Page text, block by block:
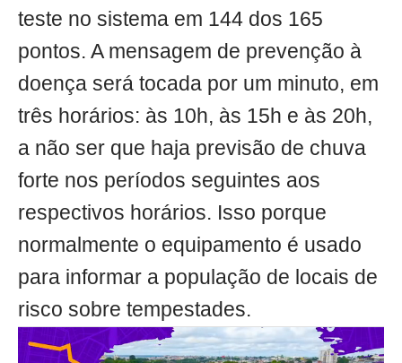
teste no sistema em 144 dos 165
pontos. A mensagem de prevenção à
doença será tocada por um minuto, em
três horários: às 10h, às 15h e às 20h,
a não ser que haja previsão de chuva
forte nos períodos seguintes aos
respectivos horários. Isso porque
normalmente o equipamento é usado
para informar a população de locais de
risco sobre tempestades.